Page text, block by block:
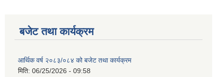
बजेट तथा कार्यक्रम
आर्थिक वर्ष २०८३/०८४ को बजेट तथा कार्यक्रम
मिति: 06/25/2026 - 09:58